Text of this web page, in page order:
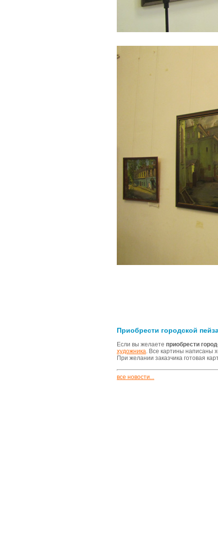
Приобрести городской
Если вы желаете приобрести
художника . Все картины
При желании заказчика готовая
все новости...